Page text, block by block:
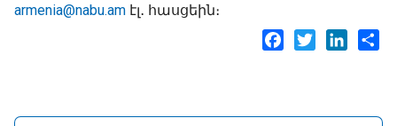
armenia@nabu.am էլ․ հասցեին։
Facebook
Twitter